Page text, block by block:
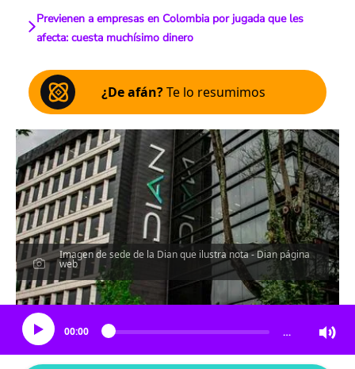
Previenen a empresas en Colombia por jugada que les
afecta: cuesta muchísimo dinero
¿De afán?Te lo resumimos
Imagen de sede de la Dian que ilustra nota - Dian página
web
Escucha el artículo
00:00 …